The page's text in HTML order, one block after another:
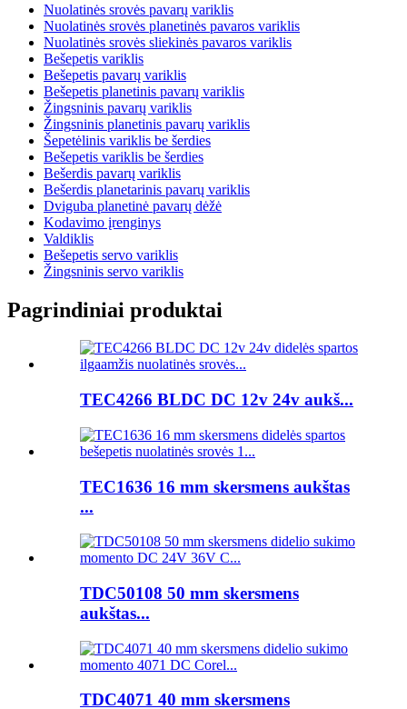
Nuolatinės srovės pavarų variklis
Nuolatinės srovės planetinės pavaros variklis
Nuolatinės srovės sliekinės pavaros variklis
Bešepetis variklis
Bešepetis pavarų variklis
Bešepetis planetinis pavarų variklis
Žingsninis pavarų variklis
Žingsninis planetinis pavarų variklis
Šepetėlinis variklis be šerdies
Bešepetis variklis be šerdies
Bešerdis pavarų variklis
Bešerdis planetarinis pavarų variklis
Dviguba planetinė pavarų dėžė
Kodavimo įrenginys
Valdiklis
Bešepetis servo variklis
Žingsninis servo variklis
Pagrindiniai produktai
TEC4266 BLDC DC 12v 24v aukš...
TEC1636 16 mm skersmens aukštas
...
TDC50108 50 mm skersmens
aukštas...
TDC4071 40 mm skersmens